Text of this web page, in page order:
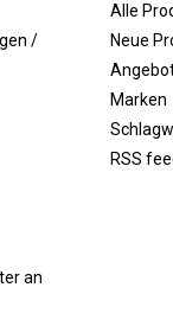
/
an
Alle
Neue
Marken
RSS